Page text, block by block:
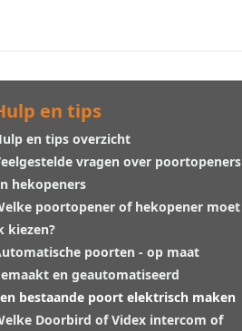
en tips
en tips overzicht
vragen over poortopeners
hekopeners
poortopener of hekopener moet
kiezen?
poorten - op maat
en geautomatiseerd
bestaande poort elektrisch maken
Doorbird of Videx intercom of